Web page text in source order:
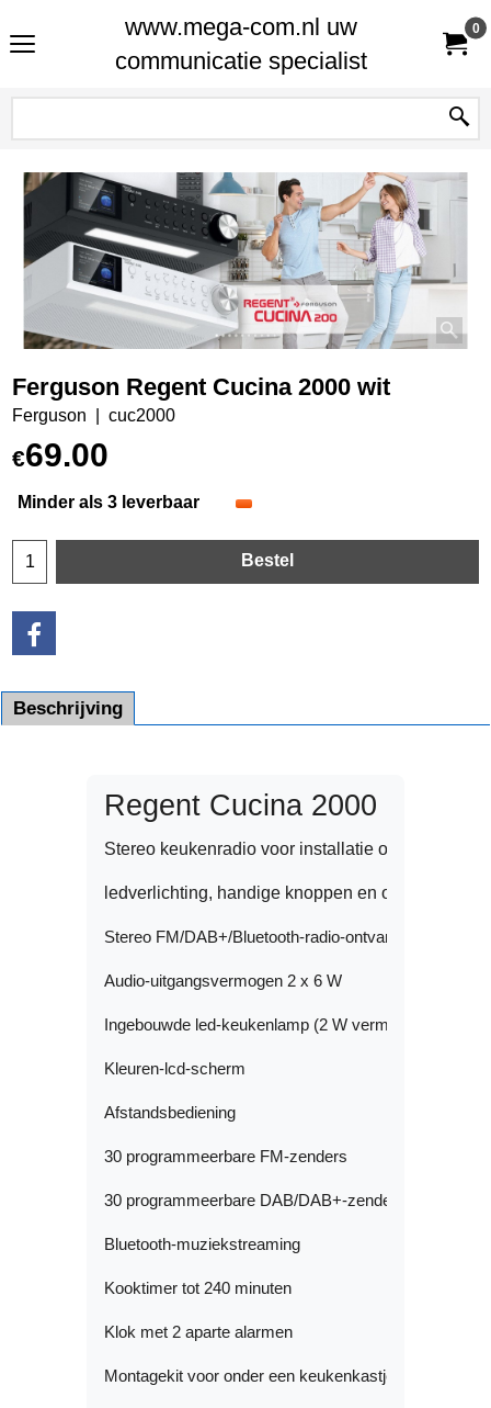
www.mega-com.nl uw
communicatie specialist
0
Ferguson Regent Cucina 2000 wit
Ferguson cuc2000
€69.00
Minder als 3 leverbaar
Bestel
Beschrijving
Stereo keukenradio voor installatie onder een
ledverlichting, handige knoppen en
Stereo FM/DAB+/Bluetooth-radio-ontvanger
Audio-uitgangsvermogen 2 x 6 W
Ingebouwde led-keukenlamp (2 W vermogen)
Kleuren-lcd-scherm
Afstandsbediening
30 programmeerbare FM-zenders
30 programmeerbare DAB/DAB+-zenders
Bluetooth-muziekstreaming
Kooktimer tot 240 minuten
Klok met 2 aparte alarmen
Montagekit voor onder een keukenkastje